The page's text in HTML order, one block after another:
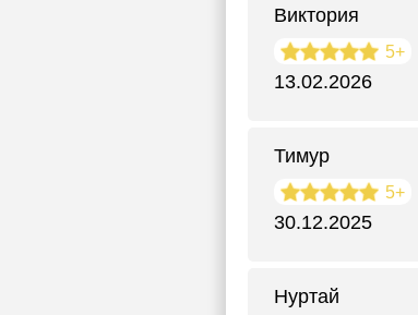
Виктория
5+
13.02.2026
Тимур
5+
30.12.2025
Нуртай